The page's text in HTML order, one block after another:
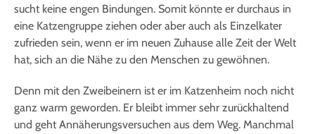
sucht keine engen Bindungen. Somit könnte er durchaus in
eine Katzengruppe ziehen oder aber auch als Einzelkater
zufrieden sein, wenn er im neuen Zuhause alle Zeit der Welt
hat, sich an die Nähe zu den Menschen zu gewöhnen.
Denn mit den Zweibeinern ist er im Katzenheim noch nicht
ganz warm geworden. Er bleibt immer sehr zurückhaltend
und geht Annäherungsversuchen aus dem Weg. Manchmal